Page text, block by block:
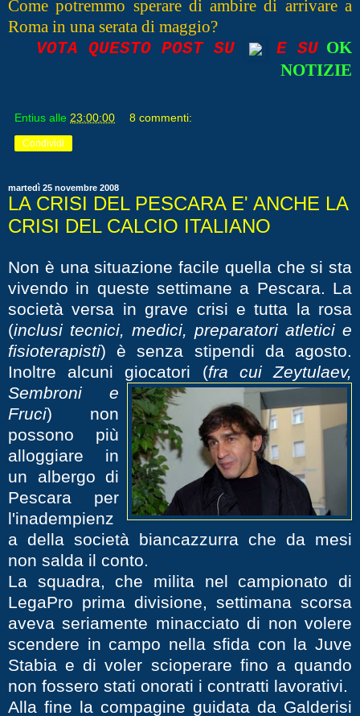
Come potremmo sperare di ambire di arrivare a
Roma in una serata di maggio?
VOTA QUESTO POST SU E SU OK
NOTIZIE
Entius alle 23:00:00 8 commenti:
Condividi
martedì 25 novembre 2008
LA CRISI DEL PESCARA E' ANCHE LA
CRISI DEL CALCIO ITALIANO
Non è una situazione facile quella che si sta
vivendo in queste settimane a Pescara. La
società versa in grave crisi e tutta la rosa
(inclusi tecnici, medici, preparatori atletici e
fisioterapisti) è senza stipendi da agosto.
Inoltre alcuni giocatori (fra cui Zeytulaev,
Sembroni e
Fruci) non
possono più
alloggiare in
un albergo di
Pescara per
l'inadempienz
a della società biancazzurra che da mesi
non salda il conto.
La squadra, che milita nel campionato di
LegaPro prima divisione, settimana scorsa
aveva seriamente minacciato di non volere
scendere in campo nella sfida con la Juve
Stabia e di voler scioperare fino a quando
non fossero stati onorati i contratti lavorativi.
Alla fine la compagine guidata da Galderisi